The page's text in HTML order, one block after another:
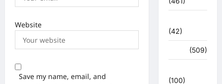
Website
Save my name, email, and
(42)
(509)
(100)